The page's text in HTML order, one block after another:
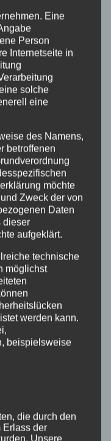
Eine
Person
Internetseite in
solche
eine
des Namens,
betroffenen
möchte
Zweck der von
Daten
dieser
aufgeklärt.
technische
möglichst
werden kann.
beispielsweise
die durch den
Erlass der
Unsere